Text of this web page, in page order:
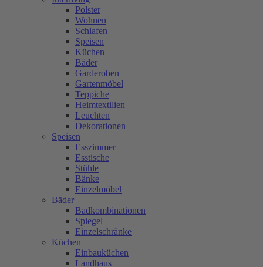
Polster
Wohnen
Schlafen
Speisen
Küchen
Bäder
Garderoben
Gartenmöbel
Teppiche
Heimtextilien
Leuchten
Dekorationen
Speisen
Esszimmer
Esstische
Stühle
Bänke
Einzelmöbel
Bäder
Badkombinationen
Spiegel
Einzelschränke
Küchen
Einbauküchen
Landhaus